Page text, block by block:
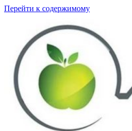
Перейти к содержимому